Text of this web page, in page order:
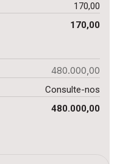
170,00
170,00
480.000,00
Consulte-nos
480.000,00